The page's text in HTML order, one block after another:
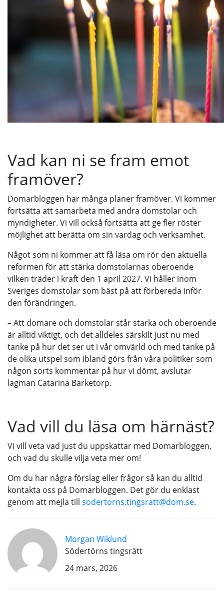
Vad kan ni se fram emot
framöver?
Domarbloggen har många planer framöver. Vi kommer
fortsätta att samarbeta med andra domstolar och
myndigheter. Vi vill också fortsätta att ge fler röster
möjlighet att berätta om sin vardag och verksamhet.
Något som ni kommer att få läsa om rör den aktuella
reformen för att stärka domstolarnas oberoende
vilken träder i kraft den 1 april 2027. Vi håller inom
Sveriges domstolar som bäst på att förbereda inför
den förändringen.
– Att domare och domstolar står starka och oberoende
är alltid viktigt, och det alldeles särskilt just nu med
tanke på hur det ser ut i vår omvärld och med tanke på
de olika utspel som ibland görs från våra politiker som
någon sorts kommentar på hur vi dömt, avslutar
lagman Catarina Barketorp.
Vad vill du läsa om härnäst?
Vi vill veta vad just du uppskattar med Domarbloggen,
och vad du skulle vilja veta mer om!
Om du har några förslag eller frågor så kan du alltid
kontakta oss på Domarbloggen. Det gör du enklast
genom att mejla till sodertorns.tingsratt@dom.se.
Morgan Wiklund
Södertörns tingsrätt
24 mars, 2026